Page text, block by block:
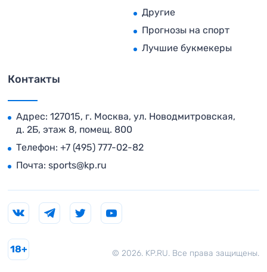
Другие
Прогнозы на спорт
Лучшие букмекеры
Контакты
Адрес: 127015, г. Москва, ул. Новодмитровская,
д. 2Б, этаж 8, помещ. 800
Телефон: +7 (495) 777-02-82
Почта: sports@kp.ru
© 2026. KP.RU. Все права защищены.
18+